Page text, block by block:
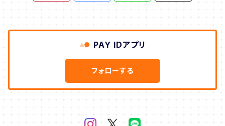
PAY IDアプリ
フォローする